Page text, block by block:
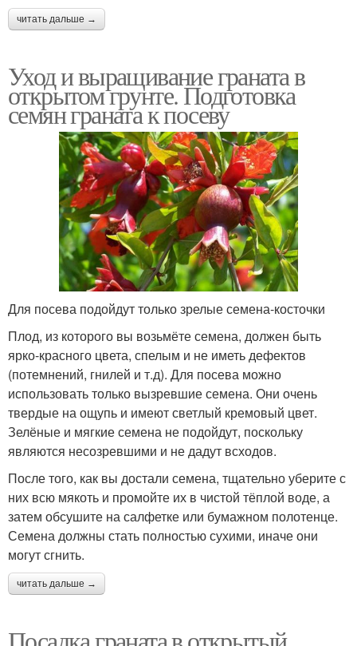
читать дальше →
Уход и выращивание граната в
открытом грунте. Подготовка
семян граната к посеву
Для посева подойдут только зрелые семена-косточки
Плод, из которого вы возьмёте семена, должен быть
ярко-красного цвета, спелым и не иметь дефектов
(потемнений, гнилей и т.д). Для посева можно
использовать только вызревшие семена. Они очень
твердые на ощупь и имеют светлый кремовый цвет.
Зелёные и мягкие семена не подойдут, поскольку
являются несозревшими и не дадут всходов.
После того, как вы достали семена, тщательно уберите с
них всю мякоть и промойте их в чистой тёплой воде, а
затем обсушите на салфетке или бумажном полотенце.
Семена должны стать полностью сухими, иначе они
могут сгнить.
читать дальше →